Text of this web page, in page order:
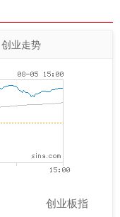
创业走势
创业板指